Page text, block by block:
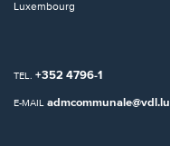
Luxembourg
TEL. +352 4796-1
E-MAIL admcommunale@vdl.lu